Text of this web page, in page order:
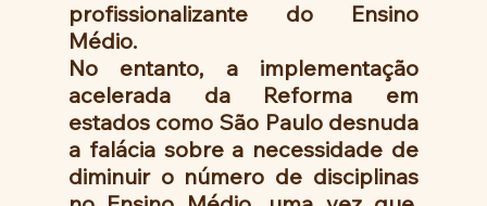
profissionalizante do Ensino
Médio.
No entanto, a implementação
acelerada da Reforma em
estados como São Paulo desnuda
a falácia sobre a necessidade de
diminuir o número de disciplinas